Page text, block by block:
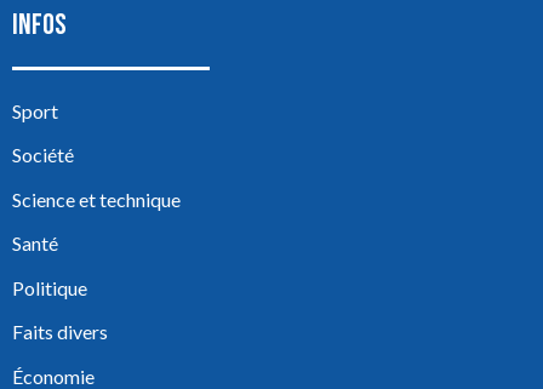
INFOS
Sport
Société
Science et technique
Santé
Politique
Faits divers
Économie